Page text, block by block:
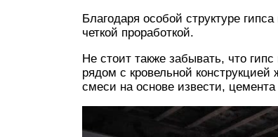
Благодаря особой структуре
четкой проработкой.
Не стоит также забывать, что
рядом с кровельной конструкцией
смеси на основе извести,